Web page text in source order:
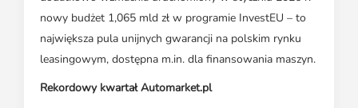
nowy budżet 1,065 mld zł w programie InvestEU – to
największa pula unijnych gwarancji na polskim rynku
leasingowym, dostępna m.in. dla finansowania maszyn.
Rekordowy kwartał Automarket.pl